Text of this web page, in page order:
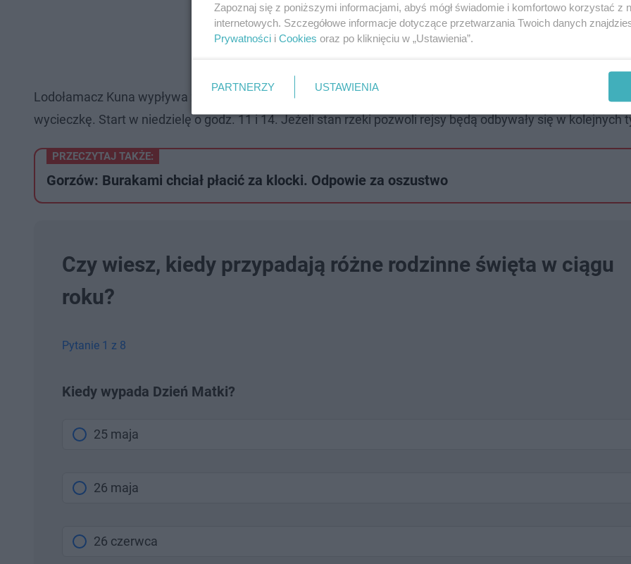
Lodołamacz Kuna wypływa z portu przy Wale Okrężnym, wjazd od Owczej i zabiera pasażerów na godzinną
wycieczkę. Start w niedzielę o godz. 11 i 14. Jeżeli stan rzeki pozwoli rejsy będą odbywały się w kolejnych
PRZECZYTAJ TAKŻE:
Gorzów: Burakami chciał płacić za klocki. Odpowie za oszustwo
Czy wiesz, kiedy przypadają różne rodzinne święta w ciągu
roku?
Pytanie 1 z 8
Kiedy wypada Dzień Matki?
25 maja
26 maja
26 czerwca
Zapoznaj się z poniższymi informacjami, abyś mógł świadomie i komfortowo korzystać z
internetowych. Szczegółowe informacje dotyczące przetwarzania Twoich danych
Prywatności i Cookies oraz po kliknięciu w „Ustawienia”.
PARTNERZY USTAWIENIA